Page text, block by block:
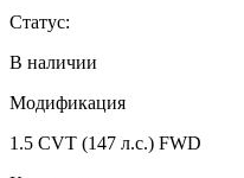
Статус:
В наличии
Модификация
1.5 CVT (147 л.с.) FWD